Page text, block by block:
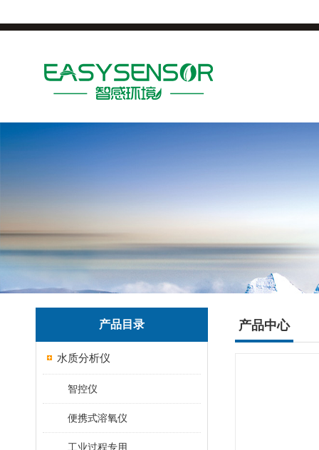
产品目录
水质分析仪
智控仪
便携式溶氧仪
工业过程专用
产品中心